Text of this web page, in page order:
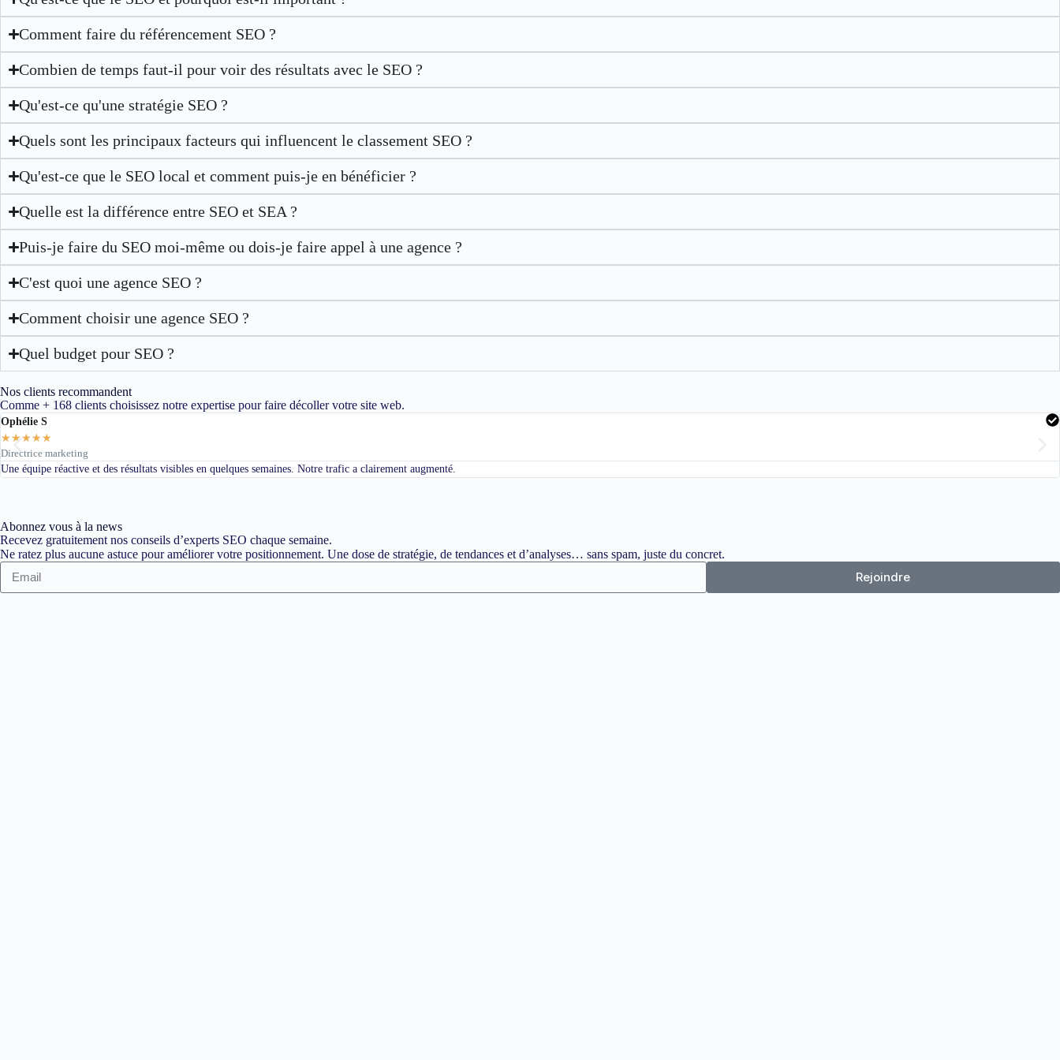
Comment faire du référencement SEO ?
Combien de temps faut-il pour voir des résultats avec le SEO ?
Qu'est-ce qu'une stratégie SEO ?
Quels sont les principaux facteurs qui influencent le classement SEO ?
Qu'est-ce que le SEO local et comment puis-je en bénéficier ?
Quelle est la différence entre SEO et SEA ?
Puis-je faire du SEO moi-même ou dois-je faire appel à une agence ?
C'est quoi une agence SEO ?
Comment choisir une agence SEO ?
Quel budget pour SEO ?
Nos clients recommandent
Comme + 168 clients choisissez notre expertise pour faire décoller votre site web.
Ophélie S
★★★★★
Directrice marketing
Une équipe réactive et des résultats visibles en quelques semaines. Notre trafic a clairement augmenté.
Abonnez vous à la news
Recevez gratuitement nos conseils d’experts SEO chaque semaine.
Ne ratez plus aucune astuce pour améliorer votre positionnement. Une dose de stratégie, de tendances et d’analyses… sans spam, juste du concret.
Rejoindre